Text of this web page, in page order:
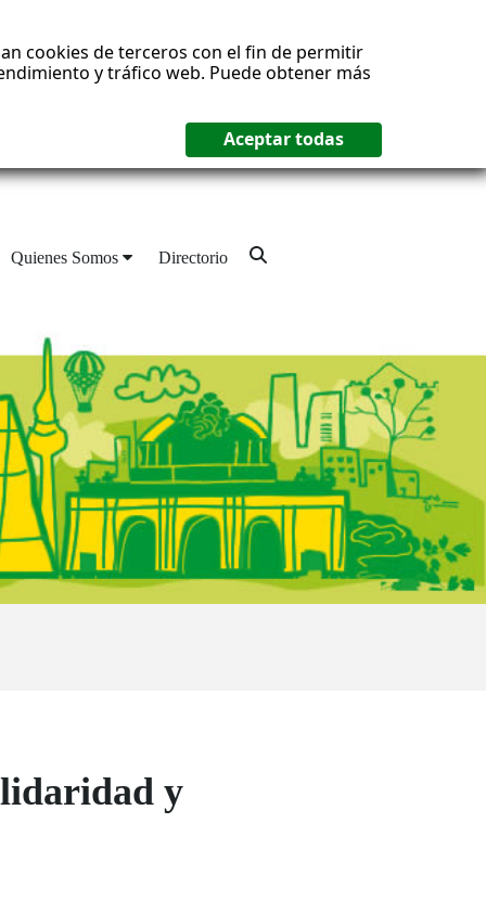
cookies de terceros con el fin de permitir
y tráfico web. Puede obtener más
Quienes Somos Directorio
y